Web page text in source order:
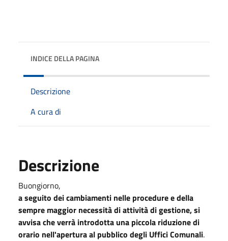
INDICE DELLA PAGINA
Descrizione
A cura di
Descrizione
Buongiorno,
a seguito dei cambiamenti nelle procedure e della
sempre maggior necessità di attività di gestione, si
avvisa che verrà introdotta una piccola riduzione di
orario nell'apertura al pubblico degli Uffici Comunali.